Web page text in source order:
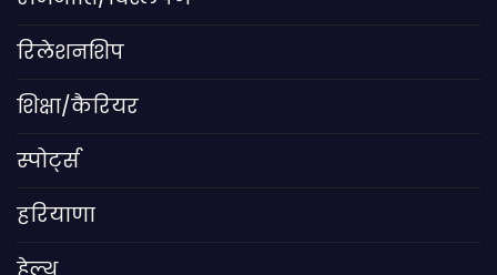
रिलेशनशिप
शिक्षा/कैरियर
स्पोर्ट्स
हरियाणा
हेल्थ